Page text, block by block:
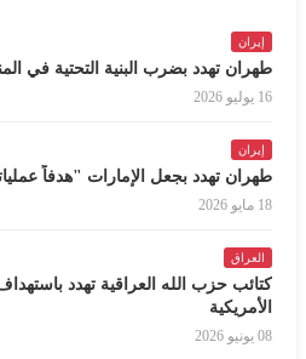
إيران
طهران تهدد بضرب البنية التحتية في
16 يوليو 2026
إيران
طهران تهدد بجعل الإمارات "هدفاً
18 مايو 2026
العراق
كتائب حزب الله العراقية تهدد
الأمريكية
08 يونيو 2026